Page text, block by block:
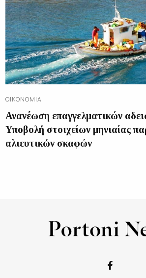
ΟΙΚΟΝΟΜΊΑ
Ανανέωση επαγγελματικών
Υποβολή στοιχείων μηνιαίας
αλιευτικών σκαφών